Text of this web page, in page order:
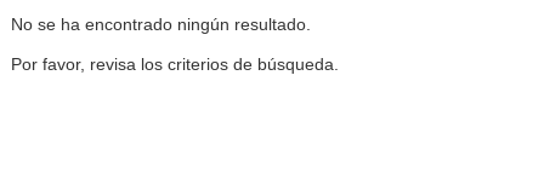
No se ha encontrado ningún resultado.
Por favor, revisa los criterios de búsqueda.